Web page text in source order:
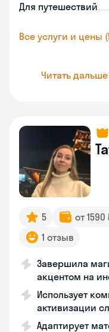
Для путешествий
Все услуги и цены
Читать дальше
5 от
1 отзыв
Завершила
акцентом на
Использует
активизации
Адаптирует